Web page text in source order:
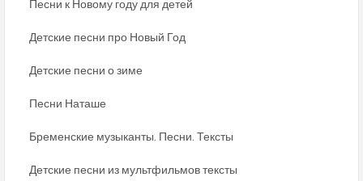
Песни к Новому году для детей
Детские песни про Новый Год
Детские песни о зиме
Песни Наташе
Бременские музыканты. Песни. Тексты
Детские песни из мультфильмов тексты